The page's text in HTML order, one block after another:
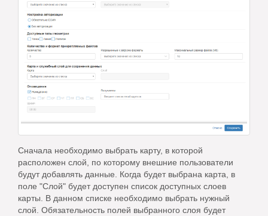
Сначала необходимо выбрать карту, в которой
расположен слой, по которому внешние пользователи
будут добавлять данные. Когда будет выбрана карта, в
поле "Слой" будет доступен список доступных слоев
карты. В данном списке необходимо выбрать нужный
слой. Обязательность полей выбранного слоя будет